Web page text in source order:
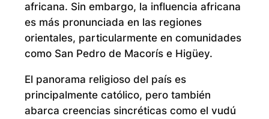
africana. Sin embargo, la influencia africana
es más pronunciada en las regiones
orientales, particularmente en comunidades
como San Pedro de Macorís e Higüey.
El panorama religioso del país es
principalmente católico, pero también
abarca creencias sincréticas como el vudú